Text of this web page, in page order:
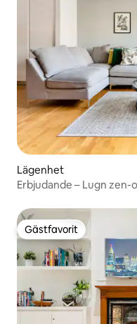
Lägenhet
Erbjudande – Lugn zen-
Gästfavorit
Gästfavorit